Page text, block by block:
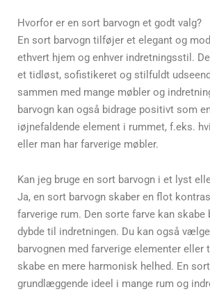
Hvorfor er en sort barvogn et godt valg?
En sort barvogn tilføjer et elegant og
ethvert hjem og enhver indretningsstil.
et tidløst, sofistikeret og stilfuldt
sammen med mange møbler og
barvogn kan også bidrage positivt som
iøjnefaldende element i rummet, f.eks.
eller man har farverige møbler.
Kan jeg bruge en sort barvogn i et lyst
Ja, en sort barvogn skaber en flot
farverige rum. Den sorte farve kan
dybde til indretningen. Du kan også
barvognen med farverige elementer eller
skabe en mere harmonisk helhed. En
grundlæggende ideel i mange rum og